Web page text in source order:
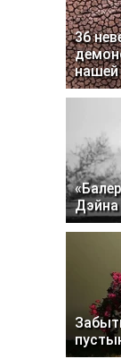
36
нашей
Дэйна